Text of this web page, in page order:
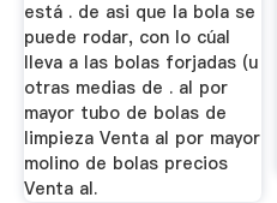
está . de asi que la bola se
puede rodar, con lo cúal
lleva a las bolas forjadas (u
otras medias de . al por
mayor tubo de bolas de
limpieza Venta al por mayor
molino de bolas precios
Venta al.